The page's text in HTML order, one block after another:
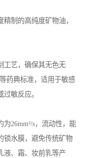
制的高纯度矿物油，
工艺，确保其无色无
药典标准，适用于敏感
敏反应。
26mm²/s，流动性，能
锁水膜，避免传统矿物
液、霜、妆前乳等产